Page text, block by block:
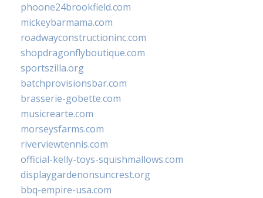
phoone24brookfield.com
mickeybarmama.com
roadwayconstructioninc.com
shopdragonflyboutique.com
sportszilla.org
batchprovisionsbar.com
brasserie-gobette.com
musicrearte.com
morseysfarms.com
riverviewtennis.com
official-kelly-toys-squishmallows.com
displaygardenonsuncrest.org
bbq-empire-usa.com